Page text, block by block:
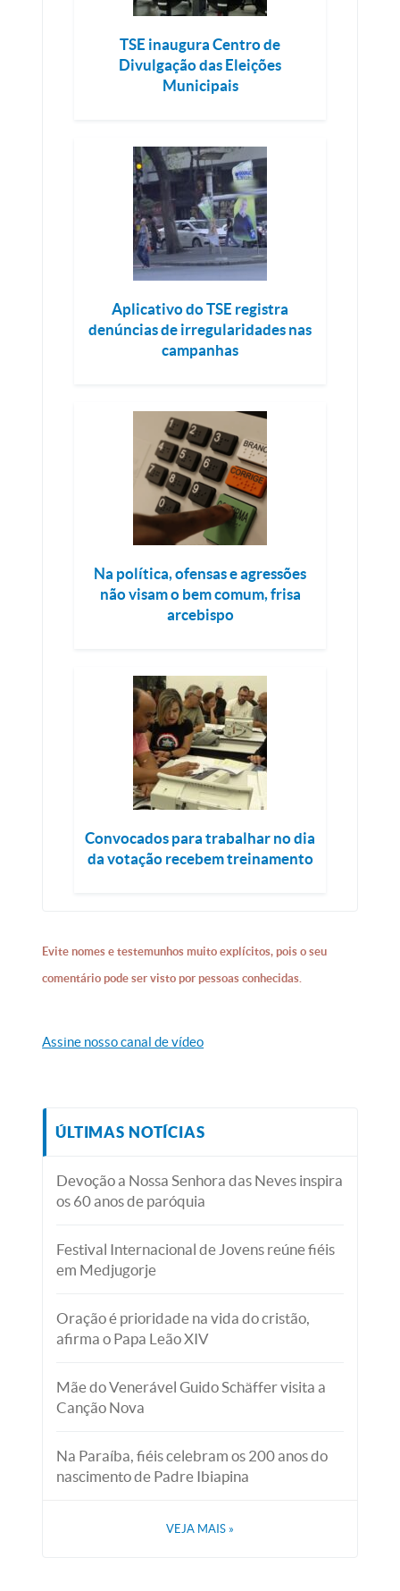
TSE inaugura Centro de
Divulgação das Eleições
Municipais
Aplicativo do TSE registra
denúncias de irregularidades nas
campanhas
Na política, ofensas e agressões
não visam o bem comum, frisa
arcebispo
Convocados para trabalhar no dia
da votação recebem treinamento
Evite nomes e testemunhos muito explícitos, pois o seu
comentário pode ser visto por pessoas conhecidas.
Assine nosso canal de vídeo
ÚLTIMAS NOTÍCIAS
Devoção a Nossa Senhora das Neves inspira
os 60 anos de paróquia
Festival Internacional de Jovens reúne fiéis
em Medjugorje
Oração é prioridade na vida do cristão,
afirma o Papa Leão XIV
Mãe do Venerável Guido Schäffer visita a
Canção Nova
Na Paraíba, fiéis celebram os 200 anos do
nascimento de Padre Ibiapina
VEJA MAIS »